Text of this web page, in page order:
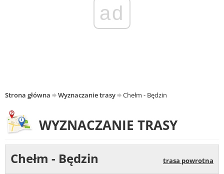
ad
Strona główna Wyznaczanie trasy Chełm - Będzin
WYZNACZANIE TRASY
Chełm - Będzin trasa powrotna